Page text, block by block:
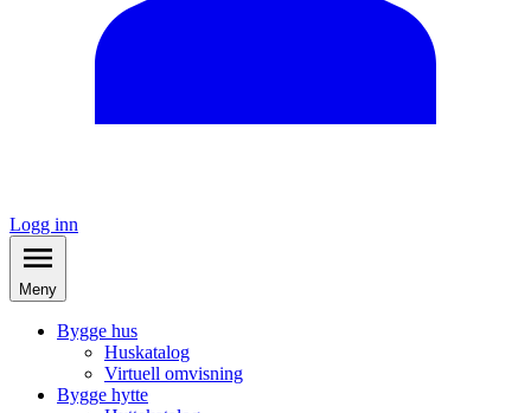
Logg inn
Meny
Bygge hus
Huskatalog
Virtuell omvisning
Bygge hytte